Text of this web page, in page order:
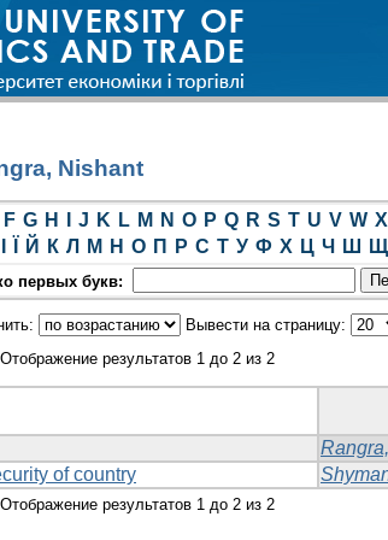
Nishant
F G H J K L M N O P Q R S T U V W X
Й К Л М Н О П Р С Т У Ф Х Ц Ч Ш Щ
первых букв:
Вывести на страницу:
Отображение результатов 1 до 2 из 2
of country
Отображение результатов 1 до 2 из 2